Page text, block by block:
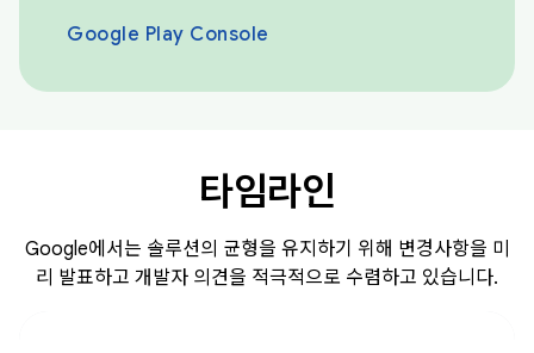
Google Play Console
타임라인
Google에서는 솔루션의 균형을 유지하기 위해 변경사항을 미
리 발표하고 개발자 의견을 적극적으로 수렴하고 있습니다.